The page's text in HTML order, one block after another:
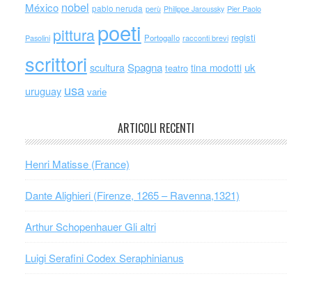
México nobel pablo neruda perù Philippe Jaroussky Pier Paolo
Pasolini pitturapoeti Portogallo racconti brevi registi
scrittori scultura Spagna teatro tina modotti uk
uruguay usa varie
ARTICOLI RECENTI
Henri Matisse (France)
Dante Alighieri (Firenze, 1265 – Ravenna,1321)
Arthur Schopenhauer Gli altri
Luigi Serafini Codex Seraphinianus